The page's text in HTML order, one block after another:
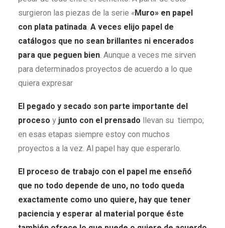
surgieron las piezas de la serie «Muro» en papel
con plata patinada. A veces elijo papel de
catálogos que no sean brillantes ni encerados
para que peguen bien. Aunque a veces me sirven
para determinados proyectos de acuerdo a lo que
quiera expresar
El pegado y secado son parte importante del
proceso y junto con el prensado llevan su tiempo;
en esas etapas siempre estoy con muchos
proyectos a la vez. Al papel hay que esperarlo.
El proceso de trabajo con el papel me enseñó
que no todo depende de uno, no todo queda
exactamente como uno quiere, hay que tener
paciencia y esperar al material porque éste